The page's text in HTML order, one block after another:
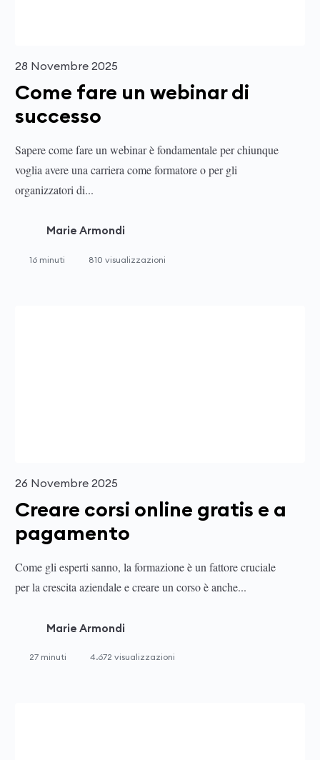
28 Novembre 2025
Come fare un webinar di
successo
Sapere come fare un webinar è fondamentale per chiunque
voglia avere una carriera come formatore o per gli
organizzatori di...
Marie Armondi
16 minuti 810 visualizzazioni
26 Novembre 2025
Creare corsi online gratis e a
pagamento
Come gli esperti sanno, la formazione è un fattore cruciale
per la crescita aziendale e creare un corso è anche...
Marie Armondi
27 minuti 4.672 visualizzazioni